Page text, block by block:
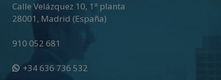
Calle Velázquez 10, 1ª planta
28001 , Madrid (España)
910 052 681
+34 636 736 532